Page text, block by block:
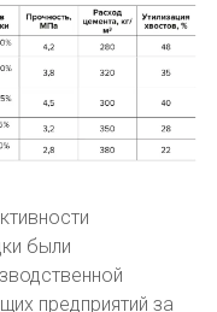
были
предприятий за